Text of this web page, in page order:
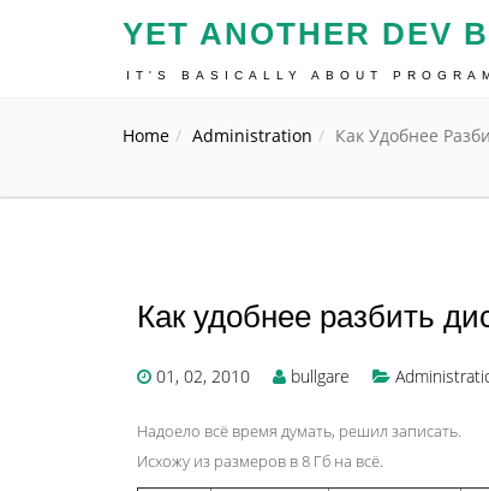
YET ANOTHER DEV
IT'S BASICALLY ABOUT
Home Administration Как Удобнее
Как удобнее разбить
01, 02, 2010 bullgare
Надоело всё время думать, решил записать.
Исхожу из размеров в 8 Гб на всё.